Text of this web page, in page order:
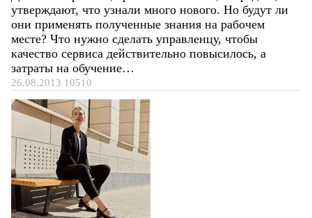
утверждают, что узнали много нового. Но будут ли
они применять полученные знания на рабочем
месте? Что нужно сделать управленцу, чтобы
качество сервиса действительно повысилось, а
затраты на обучение…
26.08.2013 10510